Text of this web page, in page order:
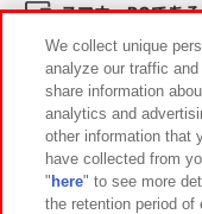
スマホ・PCであ
イベント・キャン
関連会社
We collect unique
analyze our traffic
share information
analytics and
other information that
have collected from
" here" to see more
the retention period